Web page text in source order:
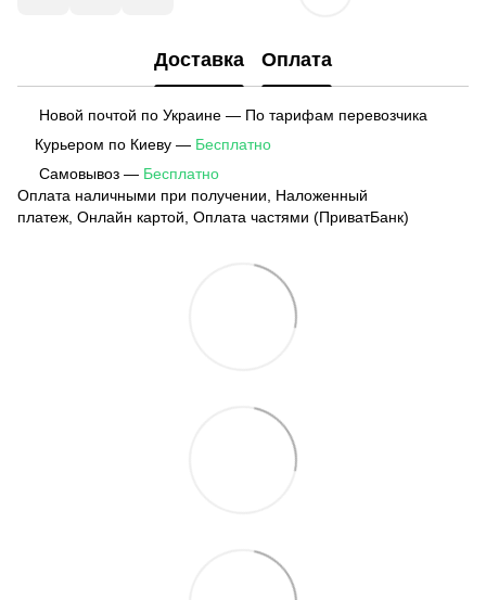
Доставка Оплата
Новой почтой по Украине — По тарифам перевозчика
Курьером по Киеву — Бесплатно
Самовывоз — Бесплатно
Оплата наличными при получении, Наложенный
платеж, Онлайн картой, Оплата частями (ПриватБанк)